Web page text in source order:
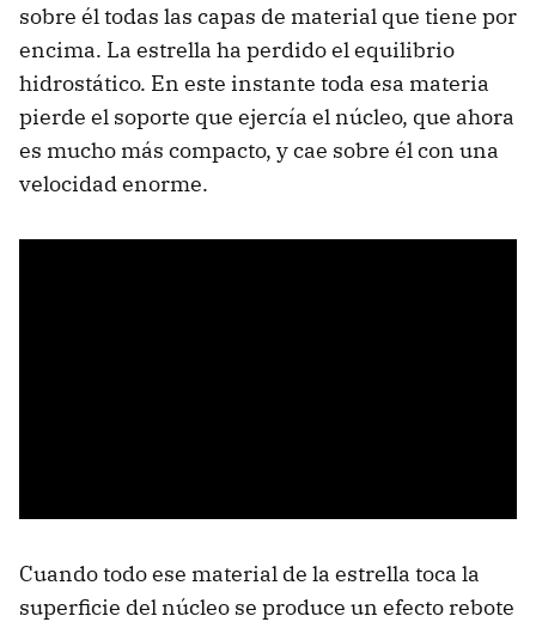
sobre él todas las capas de material que tiene por
encima. La estrella ha perdido el equilibrio
hidrostático. En este instante toda esa materia
pierde el soporte que ejercía el núcleo, que ahora
es mucho más compacto, y cae sobre él con una
velocidad enorme.
Cuando todo ese material de la estrella toca la
superficie del núcleo se produce un efecto rebote